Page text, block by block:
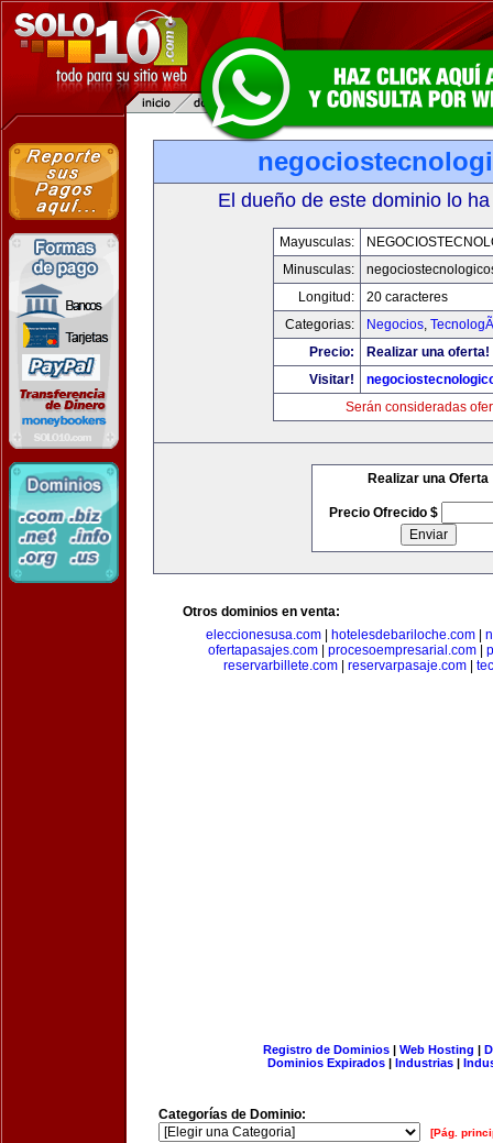
El dueño de este dominio lo
Mayusculas:
Minusculas:
Longitud:
20 caracteres
Categorias:
Negocios,
Precio:
Realizar una oferta!
Visitar!
Serán consideradas
Realizar una Oferta
Precio Ofrecido $
Otros dominios en venta:
eleccionesusa.com| hotelesdebariloche.com|
ofertapasajes.com| procesoempresarial.com|
reservarbillete.com
reservarpasaje.com
Registro de Dominios| Web Hosting |
Dominios Expirados | Industrias |
Categorías de Dominio:
[Pág.